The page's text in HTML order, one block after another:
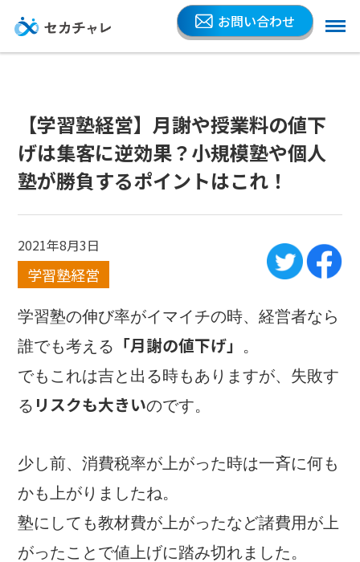
お問い合わせ
【学習塾経営】月謝や授業料の値下
げは集客に逆効果？小規模塾や個人
塾が勝負するポイントはこれ！
2021年8月3日
学習塾経営
学習塾の伸び率がイマイチの時、経営者なら
誰でも考える
「月謝の値下げ」
。
でもこれは吉と出る時もありますが、失敗す
る リスクも大きいのです。
少し前、消費税率が上がった時は一斉に何も
かも上がりましたね。
塾にしても教材費が上がったなど諸費用が上
がったことで値上げに踏み切れました。